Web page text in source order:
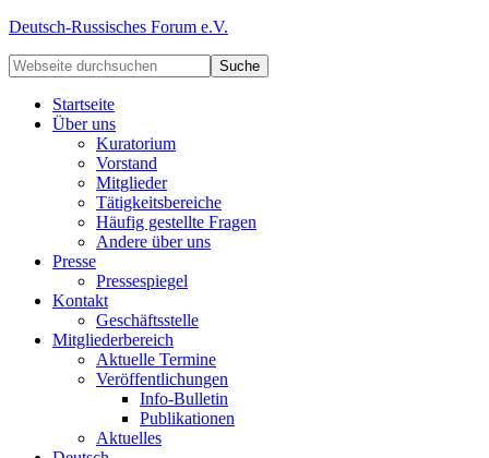
Deutsch-Russisches Forum e.V.
Startseite
Über uns
Kuratorium
Vorstand
Mitglieder
Tätigkeitsbereiche
Häufig gestellte Fragen
Andere über uns
Presse
Pressespiegel
Kontakt
Geschäftsstelle
Mitgliederbereich
Aktuelle Termine
Veröffentlichungen
Info-Bulletin
Publikationen
Aktuelles